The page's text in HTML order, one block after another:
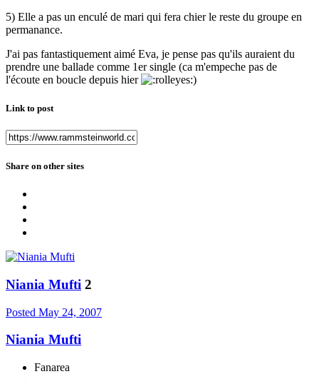
5) Elle a pas un enculé de mari qui fera chier le reste du groupe en
permanance.
J'ai pas fantastiquement aimé Eva, je pense pas qu'ils auraient du
prendre une ballade comme 1er single (ca m'empeche pas de
l'écoute en boucle depuis hier
)
Link to post
Share on other sites
Niania Mufti 2
Posted May 24, 2007
Niania Mufti
Fanarea